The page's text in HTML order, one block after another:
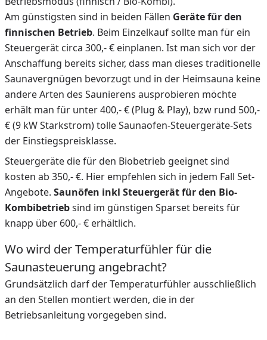
Am günstigsten sind in beiden Fällen Geräte für den
finnischen Betrieb. Beim Einzelkauf sollte man für ein
Steuergerät circa 300,- € einplanen. Ist man sich vor der
Anschaffung bereits sicher, dass man dieses traditionelle
Saunavergnügen bevorzugt und in der Heimsauna keine
andere Arten des Saunierens ausprobieren möchte
erhält man für unter 400,- € (Plug & Play), bzw rund 500,-
€ (9 kW Starkstrom) tolle Saunaofen-Steuergeräte-Sets
der Einstiegspreisklasse.
Steuergeräte die für den Biobetrieb geeignet sind
kosten ab 350,- €. Hier empfehlen sich in jedem Fall Set-
Angebote. Saunöfen inkl Steuergerät für den Bio-
Kombibetriebsind im günstigen Sparset bereits für
knapp über 600,- € erhältlich.
Wo wird der Temperaturfühler für die
Saunasteuerung angebracht?
Grundsätzlich darf der Temperaturfühler ausschließlich
an den Stellen montiert werden, die in der
Betriebsanleitung vorgegeben sind.